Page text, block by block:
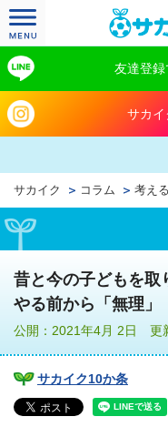
友達登録
サカイ
サカイク コラム 考え
昔と今の子どもを取
やる前から「無理」
公開：2021年4月 2日 更
サカイク10か条